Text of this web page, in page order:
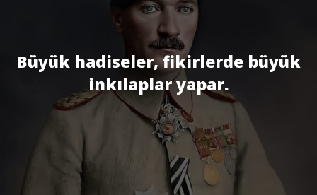
Büyük hadiseler, fikirlerde büyük
inkılaplar yapar.